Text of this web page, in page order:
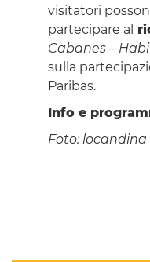
visitatori
partecipare al
Cabanes –
sulla
Paribas.
Info e
Foto: